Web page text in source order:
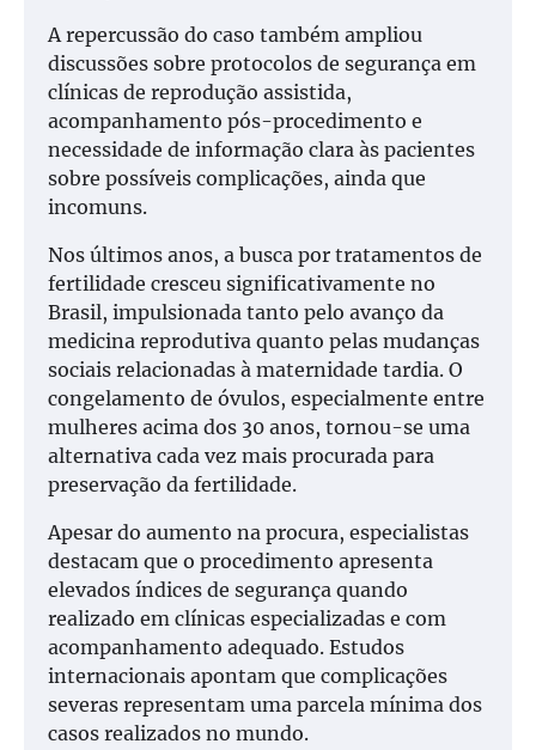
A repercussão do caso também ampliou
discussões sobre protocolos de segurança em
clínicas de reprodução assistida,
acompanhamento pós-procedimento e
necessidade de informação clara às pacientes
sobre possíveis complicações, ainda que
incomuns.
Nos últimos anos, a busca por tratamentos de
fertilidade cresceu significativamente no
Brasil, impulsionada tanto pelo avanço da
medicina reprodutiva quanto pelas mudanças
sociais relacionadas à maternidade tardia. O
congelamento de óvulos, especialmente entre
mulheres acima dos 30 anos, tornou-se uma
alternativa cada vez mais procurada para
preservação da fertilidade.
Apesar do aumento na procura, especialistas
destacam que o procedimento apresenta
elevados índices de segurança quando
realizado em clínicas especializadas e com
acompanhamento adequado. Estudos
internacionais apontam que complicações
severas representam uma parcela mínima dos
casos realizados no mundo.